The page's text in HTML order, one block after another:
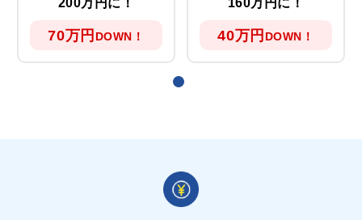
70万円 DOWN！ 40万円 DOWN！